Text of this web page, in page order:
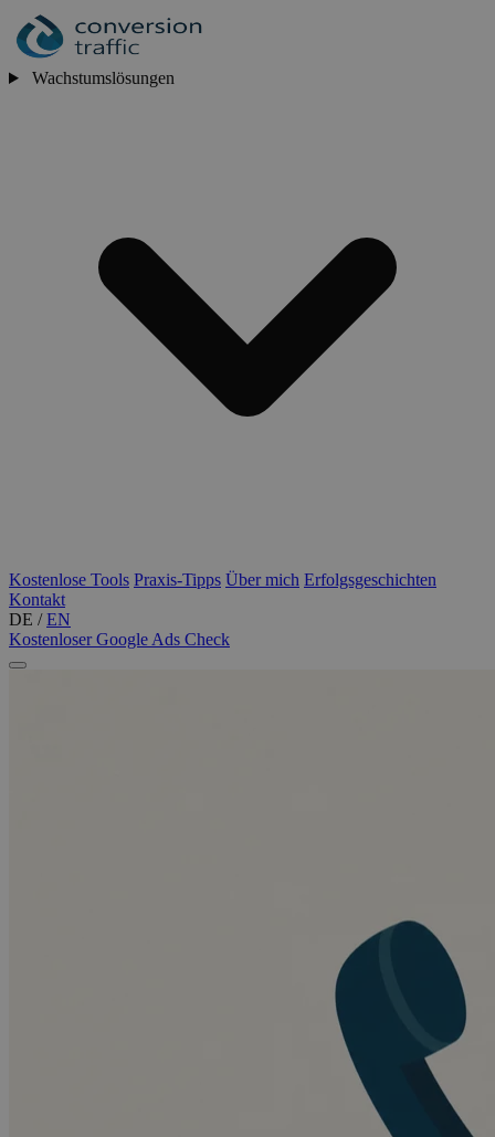
Wachstumslösungen
Kostenlose Tools Praxis-Tipps Über mich Erfolgsgeschichten
Kontakt
DE / EN
Kostenloser Google Ads Check